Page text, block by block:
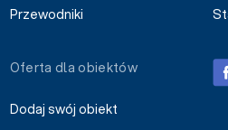
Przewodniki
Oferta dla obiektów
Dodaj swój obiekt